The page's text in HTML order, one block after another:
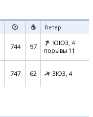
Ветер
744 97 ЮЮЗ, 4
порывы 11
747 62 ЗЮЗ, 4